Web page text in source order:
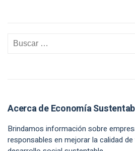
Acerca de Economía
Brindamos información sobre
responsables en mejorar la calidad